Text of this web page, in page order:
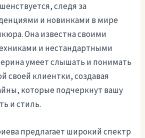
следя за
и новинками в мире
Она известна своими
и нестандартными
умеет слышать и понимать
своей клиентки, создавая
которые подчеркнут вашу
и стиль.
предлагает широкий спектр